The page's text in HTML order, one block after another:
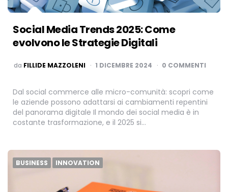
Social Media Trends 2025: Come
evolvono le Strategie Digitali
PUBBLICATO
da FILLIDE MAZZOLENI 1 DICEMBRE 2024 0 COMMENTI
Dal social commerce alle micro-comunità: scopri come
le aziende possono adattarsi ai cambiamenti repentini
del panorama digitale Il mondo dei social media è in
costante trasformazione, e il 2025 si…
BUSINESS INNOVATION